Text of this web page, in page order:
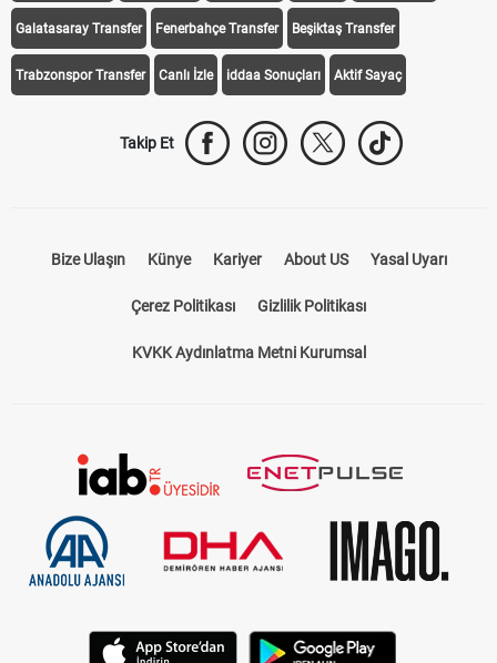
Galatasaray Transfer Fenerbahçe Transfer Beşiktaş Transfer
Trabzonspor Transfer Canlı İzle iddaa Sonuçları Aktif Sayaç
Takip Et
Bize Ulaşın Künye Kariyer About US Yasal Uyarı
Çerez Politikası Gizlilik Politikası
KVKK Aydınlatma Metni Kurumsal